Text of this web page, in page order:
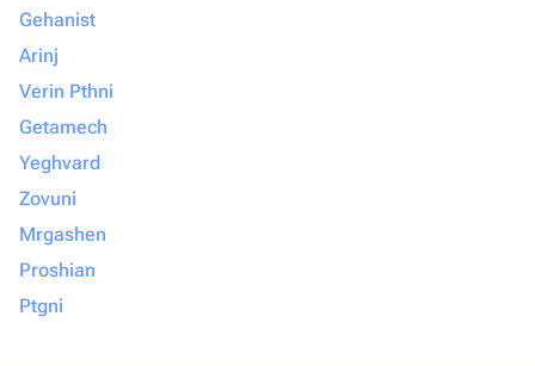
Gehanist
Arinj
Verin Pthni
Getamech
Yeghvard
Zovuni
Mrgashen
Proshian
Ptgni